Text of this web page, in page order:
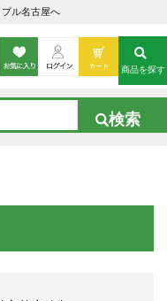
ル名古屋へ
商品を探す